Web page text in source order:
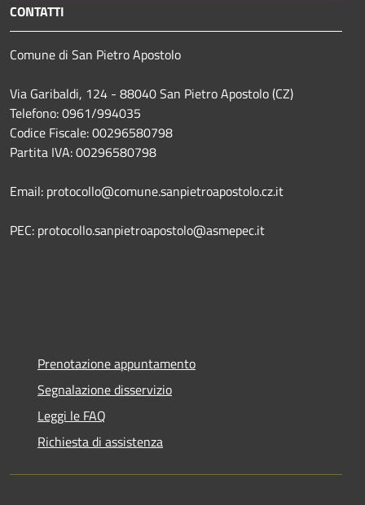
CONTATTI
Comune di San Pietro Apostolo
Via Garibaldi, 124 - 88040 San Pietro Apostolo (CZ)
Telefono: 0961/994035
Codice Fiscale: 00296580798
Partita IVA: 00296580798
Email: protocollo@comune.sanpietroapostolo.cz.it
PEC: protocollo.sanpietroapostolo@asmepec.it
Prenotazione appuntamento
Segnalazione disservizio
Leggi le FAQ
Richiesta di assistenza